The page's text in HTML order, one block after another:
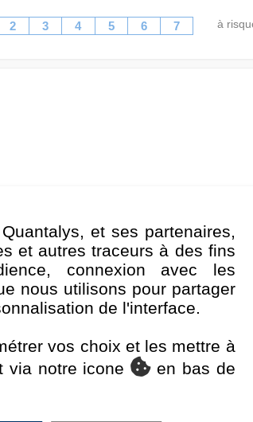
2 3 4 5 6 7 à
élevé sur votre investissement, mesuré
la valeur de votre placement à long terme.
dans les présentes se réfère au RMB
Fonds investit essentiellement dans (i) des
dans des titres de créance d’émetteurs
de l'actif net du Fonds seront libellés en ou
l’intermédiaire du CNH et du CNY. Dans des
actif net dans des titres de créance à haut
et ses partenaires,
et autres traceurs à des fins
connexion avec les
nous utilisons pour partager
de l'interface.
vos choix et les mettre à
via notre icone
en bas de